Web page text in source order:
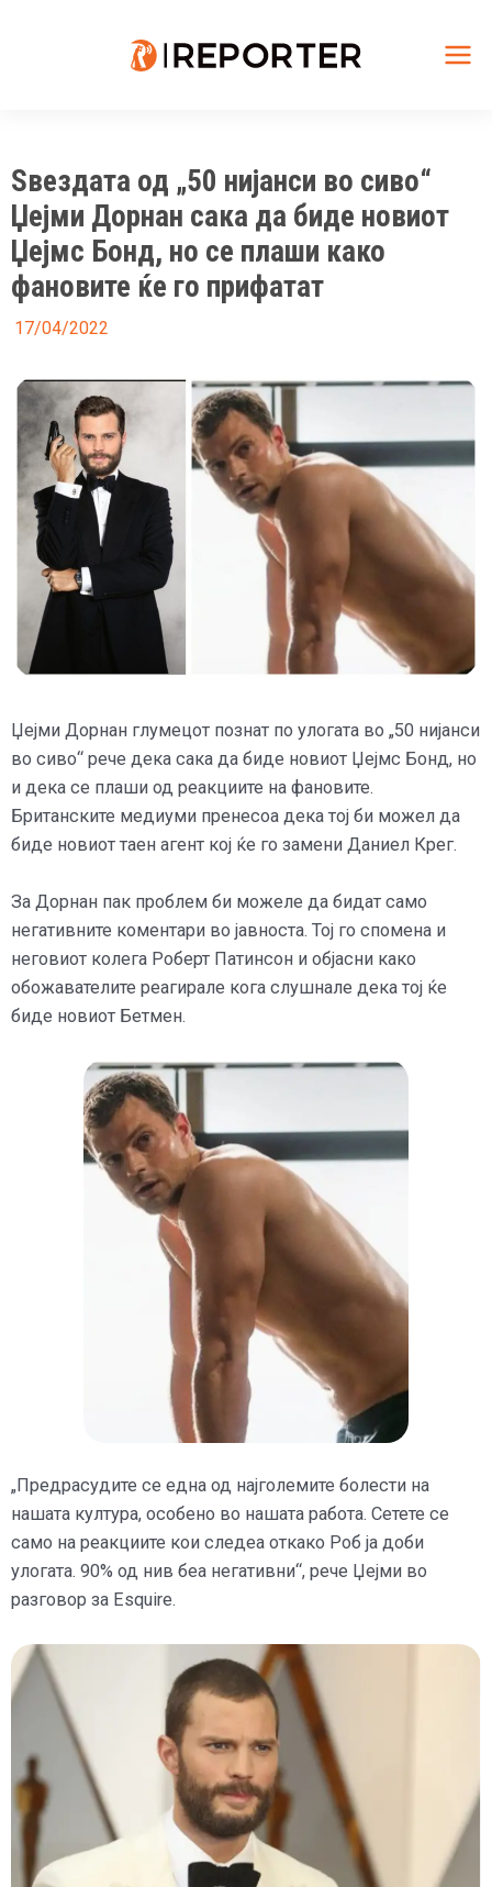
Ѕвездата од „50 нијанси во сиво“
Џејми Дорнан сака да биде новиот
Џејмс Бонд, но се плаши како
фановите ќе го прифатат
17/04/2022
Џејми Дорнан глумецот познат по улогата во „50 нијанси
во сиво“ рече дека сака да биде новиот Џејмс Бонд, но
и дека се плаши од реакциите на фановите.
Британските медиуми пренесоа дека тој би можел да
биде новиот таен агент кој ќе го замени Даниел Крег.
За Дорнан пак проблем би можеле да бидат само
негативните коментари во јавноста. Тој го спомена и
неговиот колега Роберт Патинсон и објасни како
обожавателите реагирале кога слушнале дека тој ќе
биде новиот Бетмен.
„Предрасудите се една од најголемите болести на
нашата култура, особено во нашата работа. Сетете се
само на реакциите кои следеа откако Роб ја доби
улогата. 90% од нив беа негативни“, рече Џејми во
разговор за Esquire.